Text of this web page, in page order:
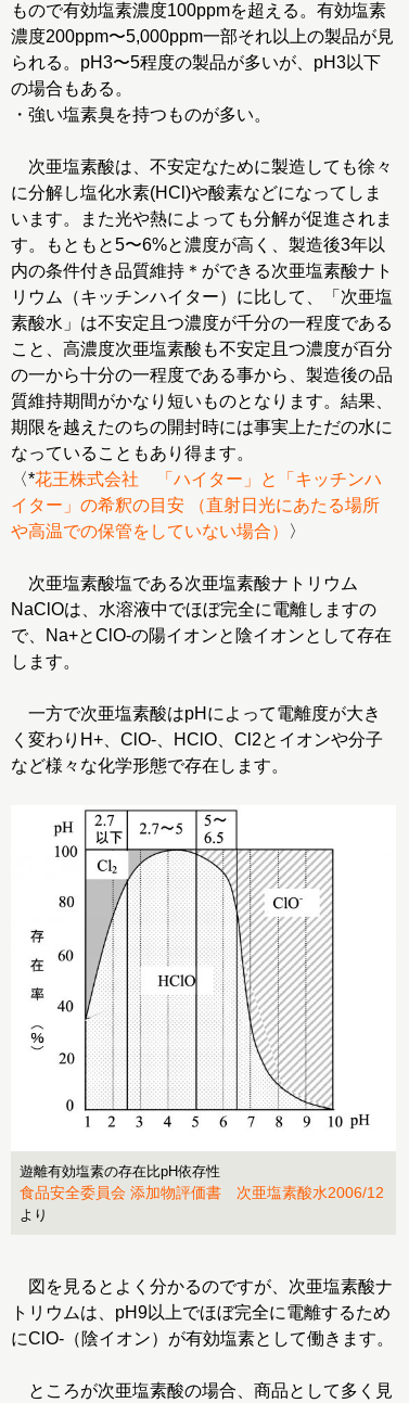
もので有効塩素濃度100ppmを超える。有効塩素
濃度200ppm〜5,000ppm一部それ以上の製品が見
られる。pH3〜5程度の製品が多いが、pH3以下
の場合もある。
・強い塩素臭を持つものが多い。
次亜塩素酸は、不安定なために製造しても徐々
に分解し塩化水素(HCl)や酸素などになってしま
います。また光や熱によっても分解が促進されま
す。もともと5〜6%と濃度が高く、製造後3年以
内の条件付き品質維持＊ができる次亜塩素酸ナト
リウム（キッチンハイター）に比して、「次亜塩
素酸水」は不安定且つ濃度が千分の一程度である
こと、高濃度次亜塩素酸も不安定且つ濃度が百分
の一から十分の一程度である事から、製造後の品
質維持期間がかなり短いものとなります。結果、
期限を越えたのちの開封時には事実上ただの水に
なっていることもあり得ます。
〈*花王株式会社 「ハイター」と「キッチンハ
イター」の希釈の目安 （直射日光にあたる場所
や高温での保管をしていない場合）
〉
次亜塩素酸塩である次亜塩素酸ナトリウム
NaClOは、水溶液中でほぼ完全に電離しますの
で、Na+とClO-の陽イオンと陰イオンとして存在
します。
一方で次亜塩素酸はpHによって電離度が大き
く変わりH+、ClO-、HClO、Cl2とイオンや分子
など様々な化学形態で存在します。
遊離有効塩素の存在比pH依存性
食品安全委員会 添加物評価書 次亜塩素酸水2006/12
より
図を見るとよく分かるのですが、次亜塩素酸ナ
トリウムは、pH9以上でほぼ完全に電離するため
にClO-（陰イオン）が有効塩素として働きます。
ところが次亜塩素酸の場合、商品として多く見